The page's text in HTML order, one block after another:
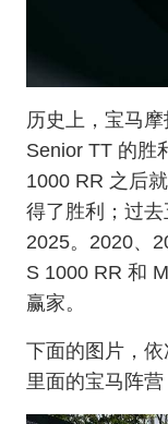
历史上，宝马
Senior TT 的胜
1000 RR 之后
得了胜利；过
2025。2020、
S 1000 RR 和
赢家。
下面的图片，
里面的宝马阵营